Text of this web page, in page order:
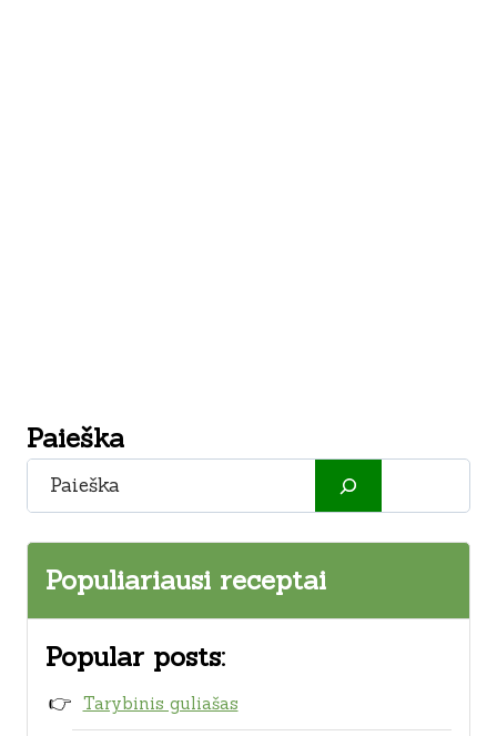
Paieška
Paieška
Populiariausi receptai
Popular posts:
Tarybinis guliašas